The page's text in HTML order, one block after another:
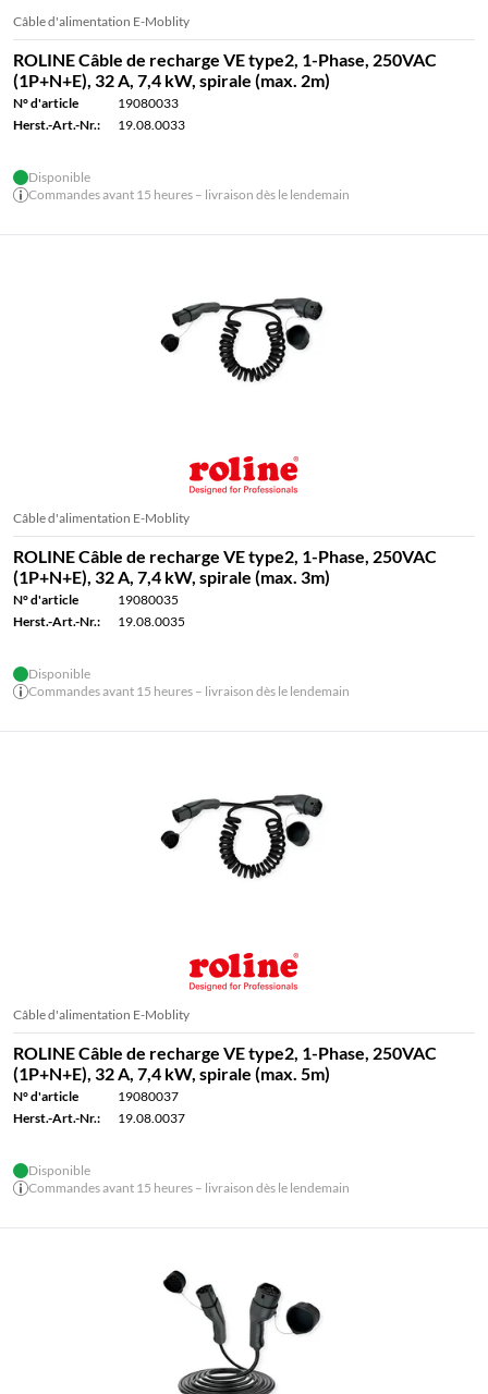
Câble d'alimentation E-Moblity
ROLINE Câble de recharge VE type2, 1-Phase, 250VAC
(1P+N+E), 32 A, 7,4 kW, spirale (max. 2m)
N° d'article
19080033
Herst.-Art.-Nr.:
19.08.0033
Disponible
Commandes avant 15 heures – livraison dès le lendemain
Câble d'alimentation E-Moblity
ROLINE Câble de recharge VE type2, 1-Phase, 250VAC
(1P+N+E), 32 A, 7,4 kW, spirale (max. 3m)
N° d'article
19080035
Herst.-Art.-Nr.:
19.08.0035
Disponible
Commandes avant 15 heures – livraison dès le lendemain
Câble d'alimentation E-Moblity
ROLINE Câble de recharge VE type2, 1-Phase, 250VAC
(1P+N+E), 32 A, 7,4 kW, spirale (max. 5m)
N° d'article
19080037
Herst.-Art.-Nr.:
19.08.0037
Disponible
Commandes avant 15 heures – livraison dès le lendemain